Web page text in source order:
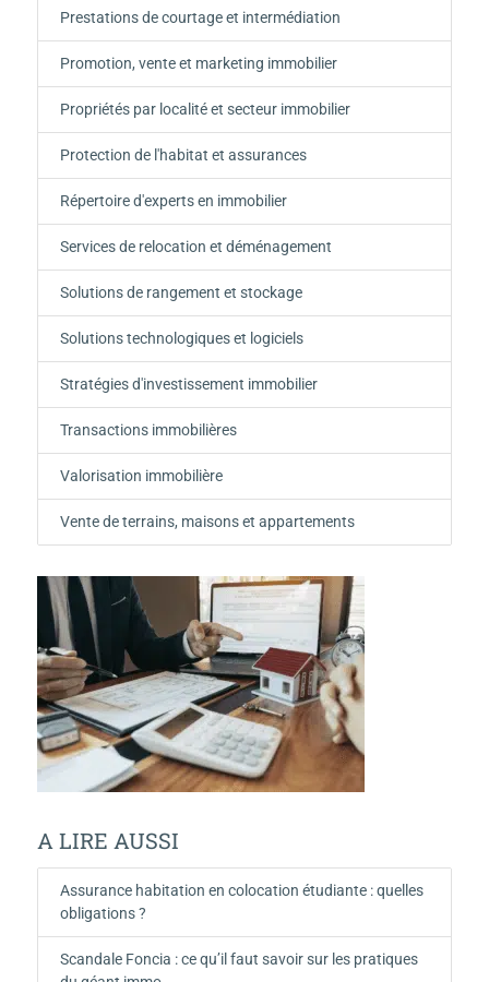
Prestations de courtage et intermédiation
Promotion, vente et marketing immobilier
Propriétés par localité et secteur immobilier
Protection de l'habitat et assurances
Répertoire d'experts en immobilier
Services de relocation et déménagement
Solutions de rangement et stockage
Solutions technologiques et logiciels
Stratégies d'investissement immobilier
Transactions immobilières
Valorisation immobilière
Vente de terrains, maisons et appartements
A LIRE AUSSI
Assurance habitation en colocation étudiante : quelles
obligations ?
Scandale Foncia : ce qu’il faut savoir sur les pratiques